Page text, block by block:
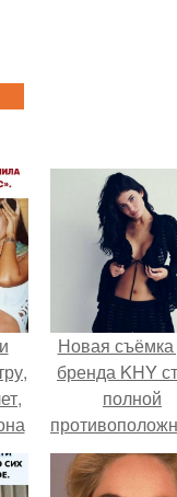
Новая съёмка
бренда KHY
полной
образу, с
кайли